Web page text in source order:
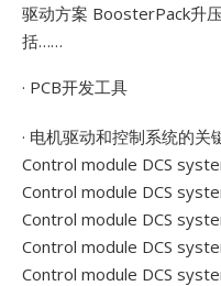
驱动方案 BoosterPack升
括……
· PCB开发工具
· 电机驱动和控制系统的关
Control module DCS
Control module DCS
Control module DCS
Control module DCS
Control module DCS